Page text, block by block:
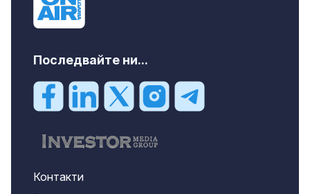
Последвайте ни...
Контакти